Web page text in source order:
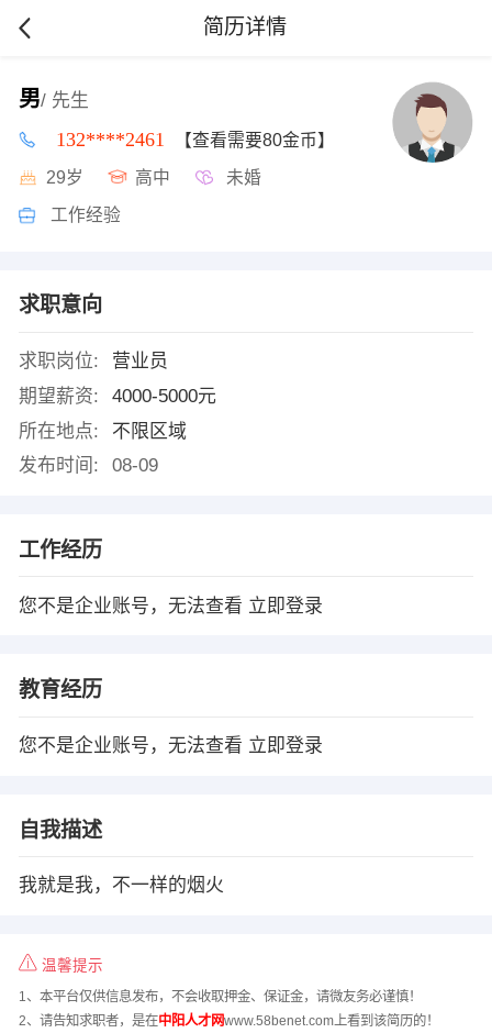
简历详情
男/ 先生
132****2461 【查看需要80金币】
29岁 高中 未婚
工作经验
求职意向
求职岗位:
营业员
期望薪资:
4000-5000元
所在地点:
不限区域
发布时间:
08-09
工作经历
您不是企业账号，无法查看 立即登录
教育经历
您不是企业账号，无法查看 立即登录
自我描述
我就是我，不一样的烟火
温馨提示
1、本平台仅供信息发布，不会收取押金、保证金，请微友务必谨慎！
2、请告知求职者，是在中阳人才网www.58benet.com上看到该简历的！